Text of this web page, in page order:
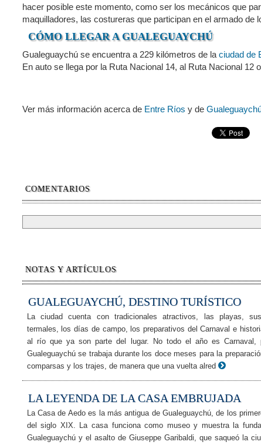
hacer posible este momento, como ser los mecánicos que
maquilladores, las costureras que participan en el armado de
CÓMO LLEGAR A GUALEGUAYCHÚ
Gualeguaychú se encuentra a 229 kilómetros de la ciudad de
En auto se llega por la Ruta Nacional 14, al Ruta Nacional 12
Ver más información acerca de Entre Ríos y de
COMENTARIOS
NOTAS Y ARTÍCULOS
GUALEGUAYCHÚ, DESTINO TURÍSTICO
La ciudad cuenta con tradicionales atractivos, las playas,
termales, los días de campo, los preparativos del Carnaval e
al río que ya son parte del lugar. No todo el año es Carnaval,
Gualeguaychú se trabaja durante los doce meses para la
comparsas y los trajes, de manera que una vuelta alred
LA LEYENDA DE LA CASA EMBRUJADA
La Casa de Aedo es la más antigua de Gualeguaychú, de los
del siglo XIX. La casa funciona como museo y muestra la
Gualeguaychú y el asalto de Giuseppe Garibaldi, que saqueó la